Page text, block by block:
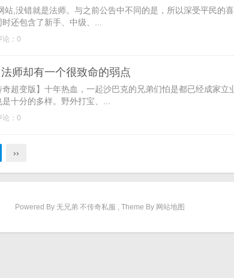
,没错就是法师。与之前公告中不同的是，所以深受平民的喜
还包含了新手、中级、...
论：0
师却有一个很致命的弱点
变版】十年热血，一起沙巴克的兄弟们怕是都已经成家立
十分的多样。野外打宝、...
论：0
››
Powered By 无兄弟 不传奇私服 , Theme By 网站地图